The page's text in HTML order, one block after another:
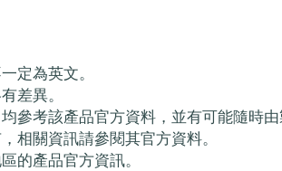
定為英文。
差異。
考該產品官方資料，並有可能隨時由
相關資訊請參閱其官方資料。
的產品官方資訊。